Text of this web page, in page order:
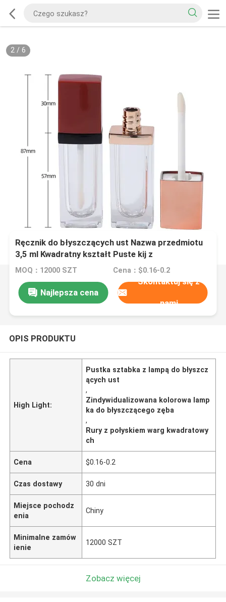
2/ 6
Ręcznik do błyszczących ust Nazwa przedmiotu
3,5 ml Kwadratny kształt Puste kij z
dostosowanym kolorem i logo
MOQ：12000 SZT Cena：$0.16-0.2
Najlepsza cena
Skontaktuj się z
nami
OPIS PRODUKTU
High Light:
Pustka sztabka z lampą do błyszcz
ących ust
,
Zindywidualizowana kolorowa lamp
ka do błyszczącego zęba
,
Rury z połyskiem warg kwadratowy
ch
Cena $0.16-0.2
Czas dostawy 30 dni
Miejsce pochodz
enia
Chiny
Minimalne zamów
ienie
12000 SZT
Zobacz więcej